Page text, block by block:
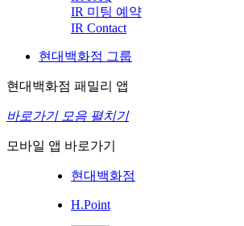
IR 미팅 예약
IR Contact
현대백화점 그룹
현대백화점 패밀리 앱
바로가기 모음 펼치기
모바일 앱 바로가기
현대백화점
H.Point